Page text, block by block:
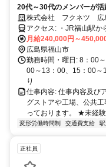
20代～30代のメンバーが活
株式会社 フクネツ 広
アクセス: ・JR福山
月給240,000円～
広島県福山市
勤務時間・曜日: 8：00
00～13：00、15：00～
り
仕事内容: 仕事内容及び
グストアや工場、公共
っております。 ★未経
変形労働時間制 交通費支給
正社員